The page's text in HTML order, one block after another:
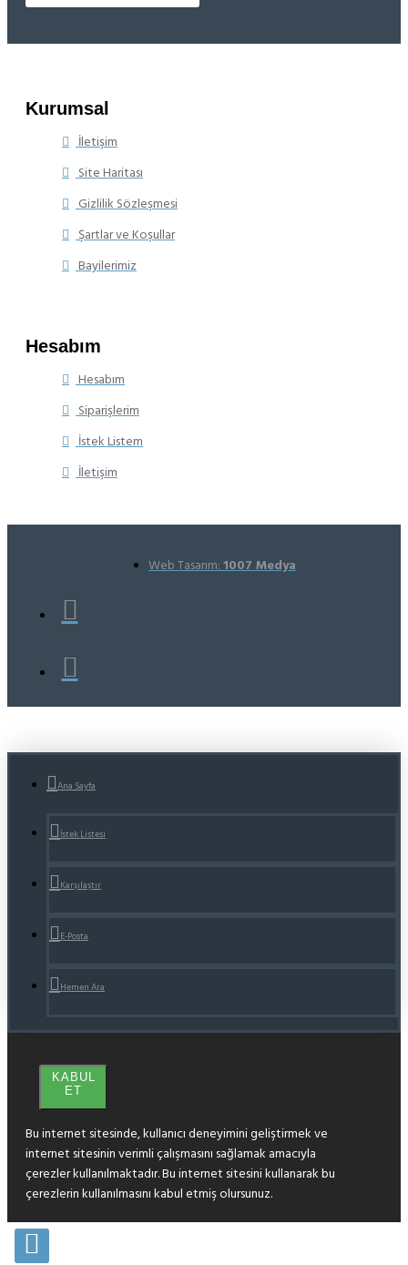
Kurumsal
İletişim
Site Haritası
Gizlilik Sözleşmesi
Şartlar ve Koşullar
Bayilerimiz
Hesabım
Hesabım
Siparişlerim
İstek Listem
İletişim
Web Tasarım:1007 Medya
Ana Sayfa
İstek Listesi
Karşılaştır
E-Posta
Hemen Ara
KABUL
ET
Bu internet sitesinde, kullanıcı deneyimini geliştirmek ve
internet sitesinin verimli çalışmasını sağlamak amacıyla
çerezler kullanılmaktadır. Bu internet sitesini kullanarak bu
çerezlerin kullanılmasını kabul etmiş olursunuz.